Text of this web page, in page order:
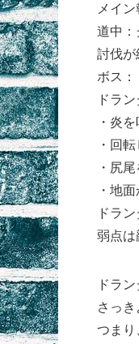
メイン
道中：
討伐が
ボス
ドラ
・炎を
・回
・尻
・地
ドラ
弱点は
ドラ
さっ
つまり